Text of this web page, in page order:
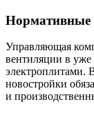
Нормативные
Управляющая
вентиляции в
электроплитами.
новостройки
и